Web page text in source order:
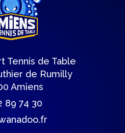
Tennis de Table
de Rumilly
Amiens
89 74 30